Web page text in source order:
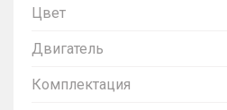
Цвет
Двигатель
Комплектация